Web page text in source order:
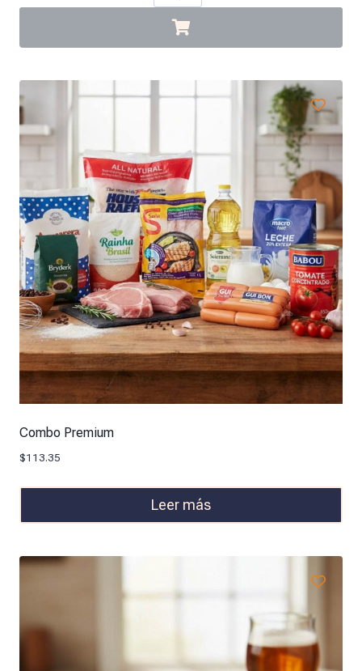
Combo Premium
$113.35
Leer más